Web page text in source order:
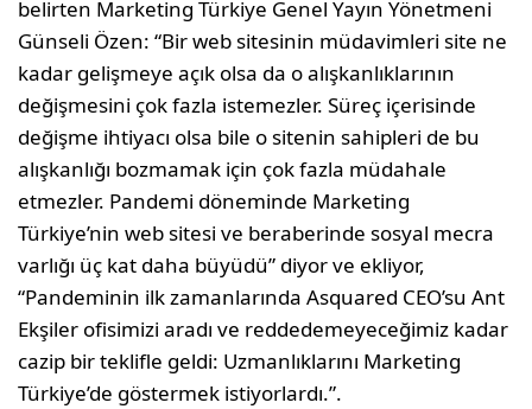
belirten Marketing Türkiye Genel Yayın Yönetmeni
Günseli Özen: “Bir web sitesinin müdavimleri site ne
kadar gelişmeye açık olsa da o alışkanlıklarının
değişmesini çok fazla istemezler. Süreç içerisinde
değişme ihtiyacı olsa bile o sitenin sahipleri de bu
alışkanlığı bozmamak için çok fazla müdahale
etmezler. Pandemi döneminde Marketing
Türkiye’nin web sitesi ve beraberinde sosyal mecra
varlığı üç kat daha büyüdü” diyor ve ekliyor,
“Pandeminin ilk zamanlarında Asquared CEO’su Ant
Ekşiler ofisimizi aradı ve reddedemeyeceğimiz kadar
cazip bir teklifle geldi: Uzmanlıklarını Marketing
Türkiye’de göstermek istiyorlardı.”.